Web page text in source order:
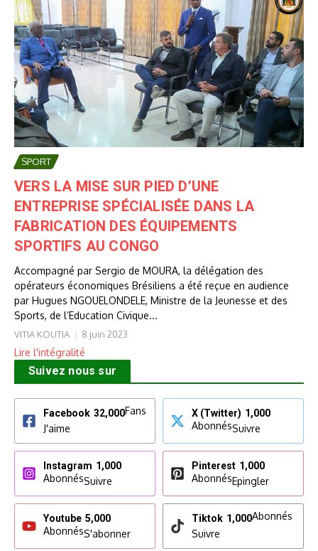
SPORT
VERS LA MISE SUR PIED D’UNE
ENTREPRISE SPÉCIALISÉE DANS LA
FABRICATION DES ÉQUIPEMENTS
SPORTIFS AU CONGO
Accompagné par Sergio de MOURA, la délégation des
opérateurs économiques Brésiliens a été reçue en audience
par Hugues NGOUELONDELE, Ministre de la Jeunesse et des
Sports, de l’Education Civique...
VITIA KOUTIA 8 juin 2023
Lire l'intégralité
Suivez nous sur
Facebook 32,000Fans
J'aime
X (Twitter) 1,000
AbonnésSuivre
Instagram 1,000
AbonnésSuivre
Pinterest 1,000
AbonnésEpingler
Youtube 5,000
AbonnésS'abonner
Tiktok 1,000Abonnés
Suivre